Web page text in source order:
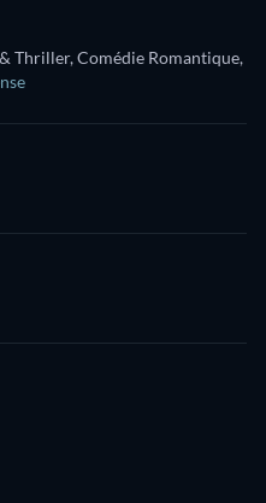
Thriller, Comédie Romantique,